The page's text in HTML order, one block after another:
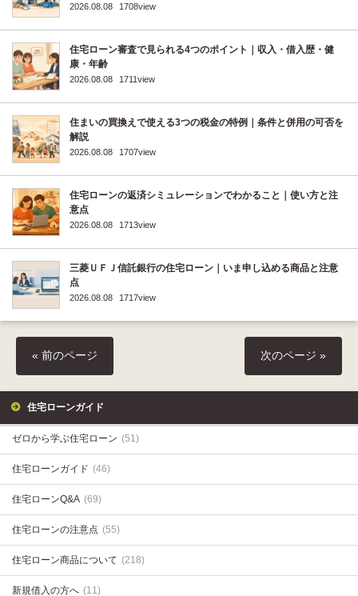
2026.08.08 1708view
住宅ローン審査で見られる4つのポイント｜収入・借入歴・健
康・年齢
2026.08.08 1711view
住まいの買換えで使える3つの税金の特例｜条件と併用の可否を
解説
2026.08.08 1707view
住宅ローンの返済シミュレーションでわかること｜使い方と注
意点
2026.08.08 1713view
三菱ＵＦＪ信託銀行の住宅ローン｜いま申し込める商品と注意
点
2026.08.08 1717view
« 前のページ 次のページ »
住宅ローンガイド
ゼロから学ぶ住宅ローン (51)
住宅ローンガイド (46)
住宅ローンQ&A (69)
住宅ローンの注意点 (55)
住宅ローン商品について (218)
新規借入の方へ (11)